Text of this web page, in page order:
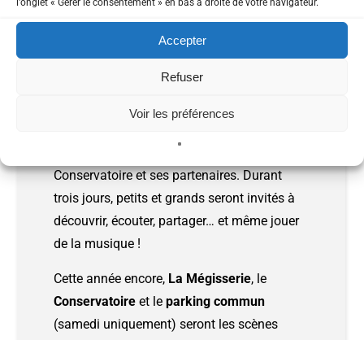
l'onglet « Gérer le consentement » en bas à droite de votre navigateur.
Accepter
Refuser
Voir les préférences
vendredi 13 au dimanche 15 juin 2025
la Porte Océane du Limousin accueillera la
Conservatoire et ses partenaires. Durant
trois jours, petits et grands seront invités à
découvrir, écouter, partager… et même jouer
de la musique !
Cette année encore, La Mégisserie, le
Conservatoire et leparking commun
(samedi uniquement) seront les scènes